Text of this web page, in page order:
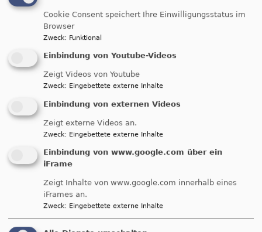
EKD auf ihrer 6. Tagung vom 10.-14.11.2019 in
Dresden mit der Friedensthematik befasst.
In ihrerKundgebungbetont sie Gottes Ruf in die
Gewaltfreiheit: "Wir folgen Jesus, der Gewalt
weder mit passiver Gleichgültigkeit noch mit
aktivem Gewaltverzicht." Sie betont die Rolle und
die Verpflichtung der Kirche und anderer
gesellschaftlicher Akteure bei der
Krisenprävention durch nachhaltige Entwicklung,
bei der Bewahrung des gesellschaftlichen
Friedens. Sie beont die Rolle der EU für den
weltweiten Frieden und nimmt Stellung zu
Herausforderungen wie Automatisierung und
teilautonomisierung von Waffen, Cyberraum und
Cookie Consent speichert Ihre Einwilligungsstatus im
Browser
Zweck: Funktional
Einbindung von Youtube-Videos
Zeigt Videos von Youtube
Zweck: Eingebettete externe Inhalte
Einbindung von externen Videos
Zeigt externe Videos an.
Zweck: Eingebettete externe Inhalte
Einbindung von www.google.com über ein
iFrame
Zeigt Inhalte von www.google.com innerhalb eines
iFrames an.
Zweck: Eingebettete externe Inhalte